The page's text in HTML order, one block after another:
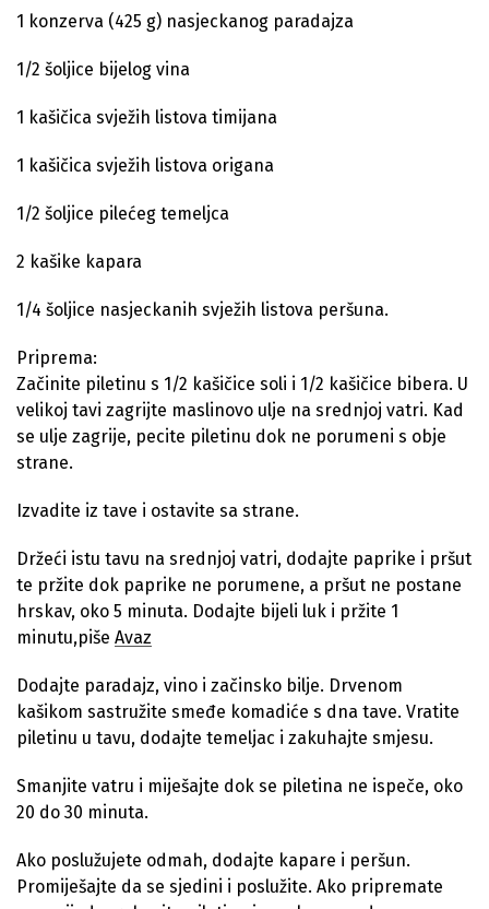
1 konzerva (425 g) nasjeckanog paradajza
1/2 šoljice bijelog vina
1 kašičica svježih listova timijana
1 kašičica svježih listova origana
1/2 šoljice pilećeg temeljca
2 kašike kapara
1/4 šoljice nasjeckanih svježih listova peršuna.
Priprema:
Začinite piletinu s 1/2 kašičice soli i 1/2 kašičice bibera. U
velikoj tavi zagrijte maslinovo ulje na srednjoj vatri. Kad
se ulje zagrije, pecite piletinu dok ne porumeni s obje
strane.
Izvadite iz tave i ostavite sa strane.
Držeći istu tavu na srednjoj vatri, dodajte paprike i pršut
te pržite dok paprike ne porumene, a pršut ne postane
hrskav, oko 5 minuta. Dodajte bijeli luk i pržite 1
minutu,piše Avaz
Dodajte paradajz, vino i začinsko bilje. Drvenom
kašikom sastružite smeđe komadiće s dna tave. Vratite
piletinu u tavu, dodajte temeljac i zakuhajte smjesu.
Smanjite vatru i miješajte dok se piletina ne ispeče, oko
20 do 30 minuta.
Ako poslužujete odmah, dodajte kapare i peršun.
Promiješajte da se sjedini i poslužite. Ako pripremate